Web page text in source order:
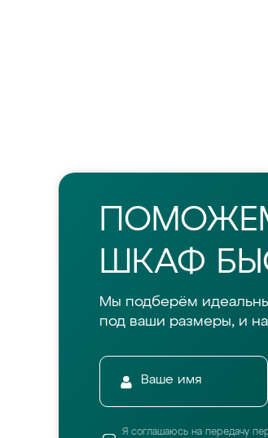
ШКАФ
Мы подберём
под ваши размеры, и
Я соглашаюсь на передачу